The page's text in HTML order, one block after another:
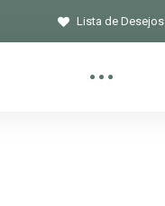
Lista de Desejos